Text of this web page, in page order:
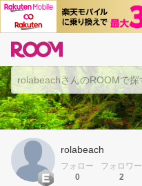
rolabeach
フォロー
0
フォロワー
2